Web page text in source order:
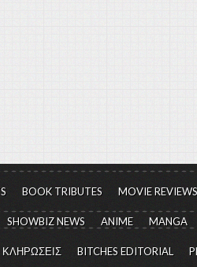
BOOK TRIBUTES MOVIE REVIEWS
SHOWBIZ NEWS ANIME MANGA
ΚΛΗΡΩΣΕΙΣ BITCHES EDITORIAL